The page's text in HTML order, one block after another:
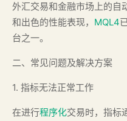
外汇交易和金融市场上的自
和出色的性能表现， MQL4
台之一。
二、常见问题及解决方案
1. 指标无法正常工作
在进行程序化交易时，指标